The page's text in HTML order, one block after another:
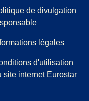
)
de divulgation
légales
d'utilisation
site internet Eurostar